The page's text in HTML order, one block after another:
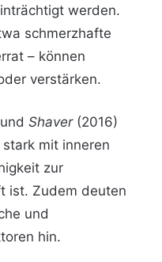
werden.
schmerzhafte
– können
verstärken.
Shaver(2016)
mit inneren
zur
ist. Zudem deuten
und
hin.